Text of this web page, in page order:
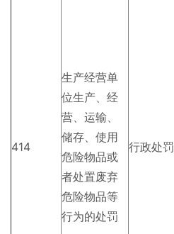
414
生产经营单
位生产、经
营、运输、
储存、使用
危险物品或
者处置废弃
危险物品等
行为的处罚
行政处罚